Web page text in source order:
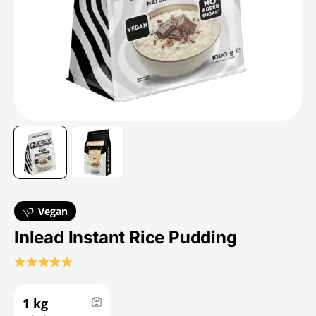
Vegan
Inlead Instant Rice Pudding
1 kg